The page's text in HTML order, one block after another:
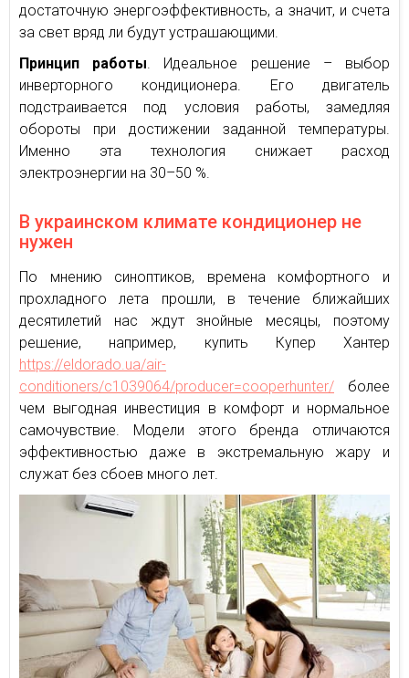
достаточную энергоэффективность, а значит, и счета
за свет вряд ли будут устрашающими.
Принцип работы . Идеальное решение – выбор
инверторного кондиционера. Его двигатель
подстраивается под условия работы, замедляя
обороты при достижении заданной температуры.
Именно эта технология снижает расход
электроэнергии на 30–50 %.
В украинском климате кондиционер не
нужен
По мнению синоптиков, времена комфортного и
прохладного лета прошли, в течение ближайших
десятилетий нас ждут знойные месяцы, поэтому
решение, например, купить Купер Хантер
https://eldorado.ua/air-
conditioners/c1039064/producer=cooperhunter/ более
чем выгодная инвестиция в комфорт и нормальное
самочувствие. Модели этого бренда отличаются
эффективностью даже в экстремальную жару и
служат без сбоев много лет.